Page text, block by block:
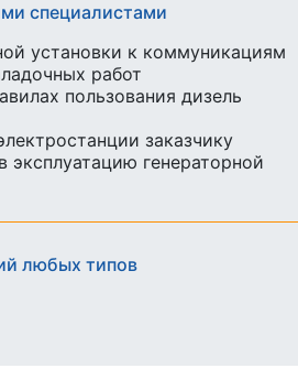
специалистами
установки к коммуникациям
работ
пользования дизель
заказчику
генераторной
любых типов